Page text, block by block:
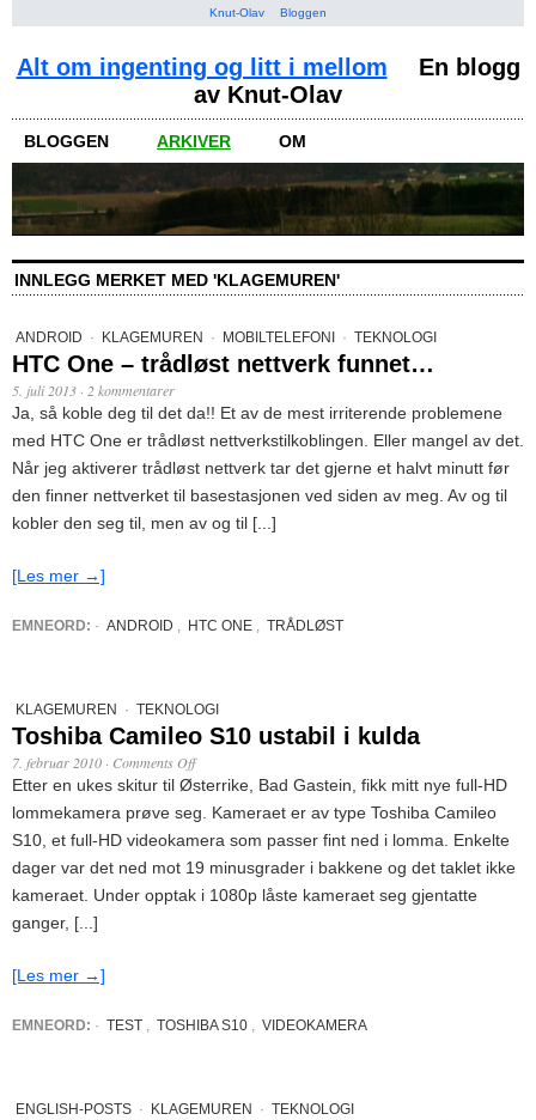
Knut-Olav Bloggen
Alt om ingenting og litt i mellom
En blogg
av Knut-Olav
BLOGGEN ARKIVER OM
INNLEGG MERKET MED 'KLAGEMUREN'
ANDROID · KLAGEMUREN · MOBILTELEFONI · TEKNOLOGI
HTC One – trådløst nettverk funnet…
5. juli 2013 · 2 kommentarer
Ja, så koble deg til det da!! Et av de mest irriterende problemene
med HTC One er trådløst nettverkstilkoblingen. Eller mangel av det.
Når jeg aktiverer trådløst nettverk tar det gjerne et halvt minutt før
den finner nettverket til basestasjonen ved siden av meg. Av og til
kobler den seg til, men av og til [...]
[Les mer →]
EMNEORD: · ANDROID HTC ONE TRÅDLØST
KLAGEMUREN · TEKNOLOGI
Toshiba Camileo S10 ustabil i kulda
7. februar 2010 · Comments Off
Etter en ukes skitur til Østerrike, Bad Gastein, fikk mitt nye full-HD
lommekamera prøve seg. Kameraet er av type Toshiba Camileo
S10, et full-HD videokamera som passer fint ned i lomma. Enkelte
dager var det ned mot 19 minusgrader i bakkene og det taklet ikke
kameraet. Under opptak i 1080p låste kameraet seg gjentatte
ganger, [...]
[Les mer →]
EMNEORD: · TEST TOSHIBA S10 VIDEOKAMERA
ENGLISH-POSTS · KLAGEMUREN · TEKNOLOGI